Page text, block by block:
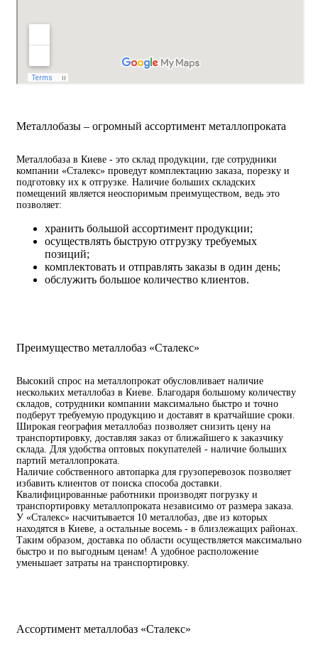
Металлобазы – огромный ассортимент металлопроката
Металлобаза в Киеве - это склад продукции, где сотрудники
компании «Сталекс» проведут комплектацию заказа, порезку и
подготовку их к отгрузке. Наличие больших складских
помещений является неоспоримым преимуществом, ведь это
позволяет:
хранить большой ассортимент продукции;
осуществлять быструю отгрузку требуемых
позиций;
комплектовать и отправлять заказы в один день;
обслужить большое количество клиентов.
Преимущество металлобаз «Сталекс»
Высокий спрос на металлопрокат обусловливает наличие
нескольких металлобаз в Киеве. Благодаря большому количеству
складов, сотрудники компании максимально быстро и точно
подберут требуемую продукцию и доставят в кратчайшие сроки.
Широкая география металлобаз позволяет снизить цену на
транспортировку, доставляя заказ от ближайшего к заказчику
склада. Для удобства оптовых покупателей - наличие больших
партий металлопроката.
Наличие собственного автопарка для грузоперевозок позволяет
избавить клиентов от поиска способа доставки.
Квалифицированные работники производят погрузку и
транспортировку металлопроката независимо от размера заказа.
У «Сталекс» насчитывается 10 металлобаз, две из которых
находятся в Киеве, а остальные восемь - в близлежащих районах.
Таким образом, доставка по области осуществляется максимально
быстро и по выгодным ценам! А удобное расположение
уменьшает затраты на транспортировку.
Ассортимент металлобаз «Сталекс»